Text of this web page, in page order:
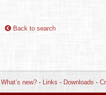
Back to search
What’s new? - Links - Downloads -